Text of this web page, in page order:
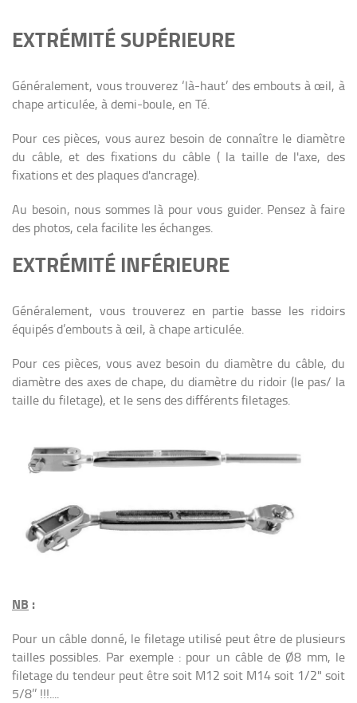
EXTRÉMITÉ SUPÉRIEURE
Généralement, vous trouverez ‘là-haut’ des embouts à œil, à
chape articulée, à demi-boule, en Té.
Pour ces pièces, vous aurez besoin de connaître le diamètre
du câble, et des fixations du câble ( la taille de l'axe, des
fixations et des plaques d'ancrage).
Au besoin, nous sommes là pour vous guider. Pensez à faire
des photos, cela facilite les échanges.
EXTRÉMITÉ INFÉRIEURE
Généralement, vous trouverez en partie basse les ridoirs
équipés d’embouts à œil, à chape articulée.
Pour ces pièces, vous avez besoin du diamètre du câble, du
diamètre des axes de chape, du diamètre du ridoir (le pas/ la
taille du filetage), et le sens des différents filetages.
NB :
Pour un câble donné, le filetage utilisé peut être de plusieurs
tailles possibles. Par exemple: pour un câble de Ø8 mm, le
filetage du tendeur peut être soit M12 soit M14 soit 1/2" soit
5/8’’ !!!....